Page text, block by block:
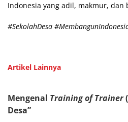
Indonesia yang adil, makmur, dan
#SekolahDesa
Artikel Lainnya
Mengenal Training of Trainer
Desa”